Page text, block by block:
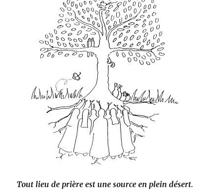
Tout lieu de prière est une source en plein désert.